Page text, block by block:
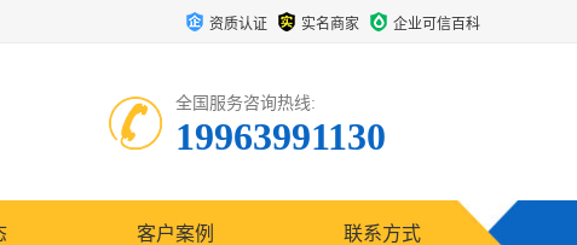
资质认证 实名商家 企业可信百科
全国服务咨询热线:
19963991130
客户案例 联系方式